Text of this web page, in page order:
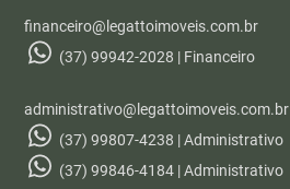
financeiro@legattoimoveis.com.br
(37) 99942-2028 | Financeiro
administrativo@legattoimoveis.com.br
(37) 99807-4238 | Administrativo
(37) 99846-4184 | Administrativo